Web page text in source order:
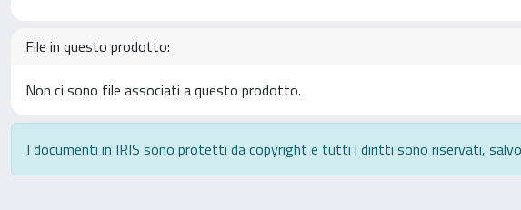
File in questo prodotto:
Non ci sono file associati a questo prodotto.
I documenti in IRIS sono protetti da copyright e tutti i diritti sono riservati, salvo